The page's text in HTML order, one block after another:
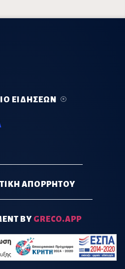
ΕΙΔΉΣΕΩΝ
ΑΠΟΡΡΗΤΟΥ
BY GRECO.APP